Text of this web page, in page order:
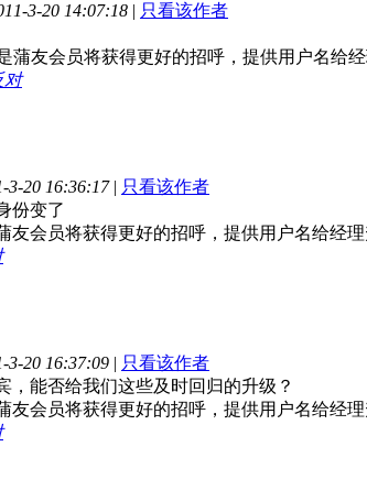
3-20 14:07:18 | 只看该作者
蒲友会员将获得更好的招呼，提供用户名给
对
3-20 16:36:17 | 只看该作者
份变了
友会员将获得更好的招呼，提供用户名给经
3-20 16:37:09 | 只看该作者
，能否给我们这些及时回归的升级？
友会员将获得更好的招呼，提供用户名给经